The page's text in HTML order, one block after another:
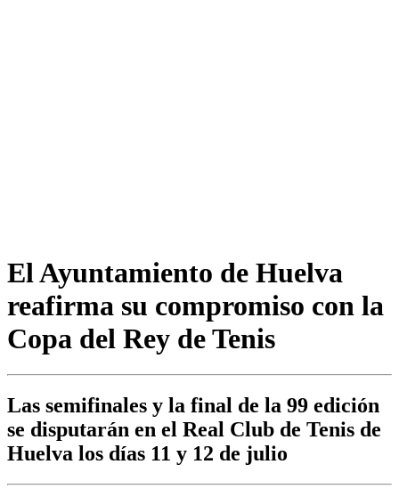
El Ayuntamiento de Huelva
reafirma su compromiso con la
Copa del Rey de Tenis
Las semifinales y la final de la 99 edición
se disputarán en el Real Club de Tenis de
Huelva los días 11 y 12 de julio